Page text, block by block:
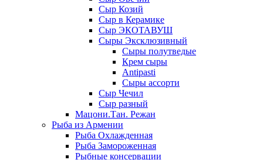
Сыр Козий
Сыр в Керамике
Сыр ЭКОТАВУШ
Сыры Эксклюзивный
Сыры полутведые
Крем сыры
Antipasti
Сыры ассорти
Сыр Чечил
Сыр разный
Мацони.Тан. Режан
Рыба из Армении
Рыба Охлажденная
Рыба Замороженная
Рыбные консервации